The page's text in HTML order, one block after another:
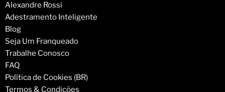
Alexandre Rossi
Adestramento Inteligente
Blog
Seja Um Franqueado
Trabalhe Conosco
FAQ
Política de Cookies (BR)
Termos & Condições